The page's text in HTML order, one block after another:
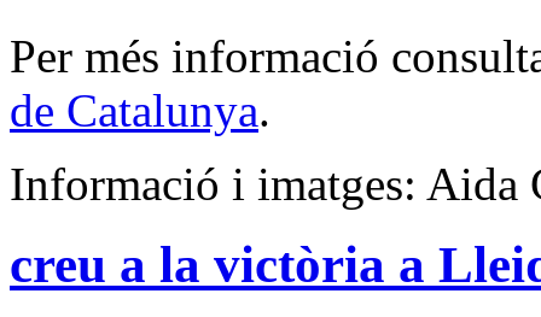
Per més informació
de Catalunya.
Informació i imatges: Aida
creu a la victòria a